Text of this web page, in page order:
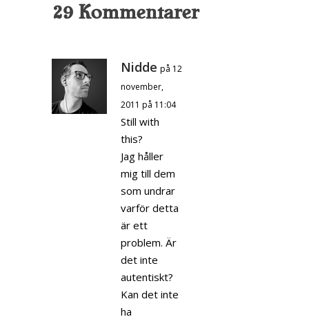
29 Kommentarer
Nidde på 12
november,
2011 på 11:04
Still with
this?
Jag håller
mig till dem
som undrar
varför detta
är ett
problem. Är
det inte
autentiskt?
Kan det inte
ha